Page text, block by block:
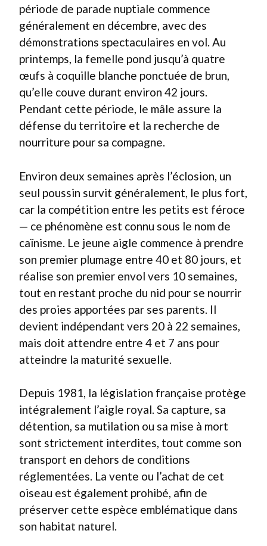
période de parade nuptiale commence
généralement en décembre, avec des
démonstrations spectaculaires en vol. Au
printemps, la femelle pond jusqu’à quatre
œufs à coquille blanche ponctuée de brun,
qu’elle couve durant environ 42 jours.
Pendant cette période, le mâle assure la
défense du territoire et la recherche de
nourriture pour sa compagne.
Environ deux semaines après l’éclosion, un
seul poussin survit généralement, le plus fort,
car la compétition entre les petits est féroce
— ce phénomène est connu sous le nom de
caïnisme. Le jeune aigle commence à prendre
son premier plumage entre 40 et 80 jours, et
réalise son premier envol vers 10 semaines,
tout en restant proche du nid pour se nourrir
des proies apportées par ses parents. Il
devient indépendant vers 20 à 22 semaines,
mais doit attendre entre 4 et 7 ans pour
atteindre la maturité sexuelle.
Depuis 1981, la législation française protège
intégralement l’aigle royal. Sa capture, sa
détention, sa mutilation ou sa mise à mort
sont strictement interdites, tout comme son
transport en dehors de conditions
réglementées. La vente ou l’achat de cet
oiseau est également prohibé, afin de
préserver cette espèce emblématique dans
son habitat naturel.